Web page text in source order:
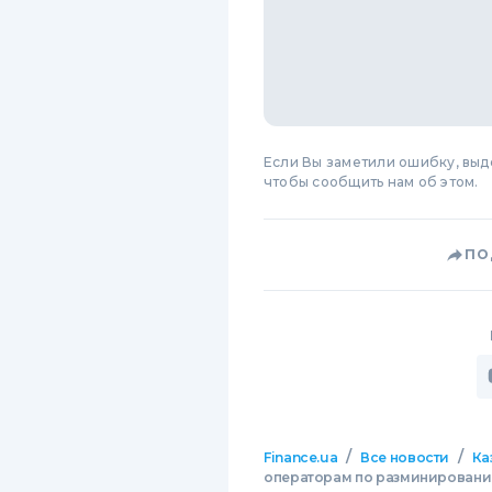
Если Вы заметили ошибку,
чтобы сообщить нам об этом.
Finance.ua / Все новости /
операторам по